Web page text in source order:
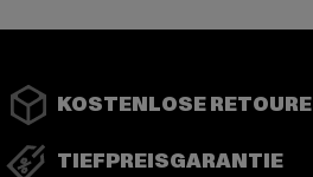
KOSTENLOSE RETOURE
TIEFPREISGARANTIE